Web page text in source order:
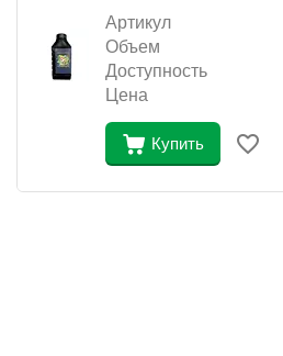
Артикул
Объем
Доступность
Цена
Купить